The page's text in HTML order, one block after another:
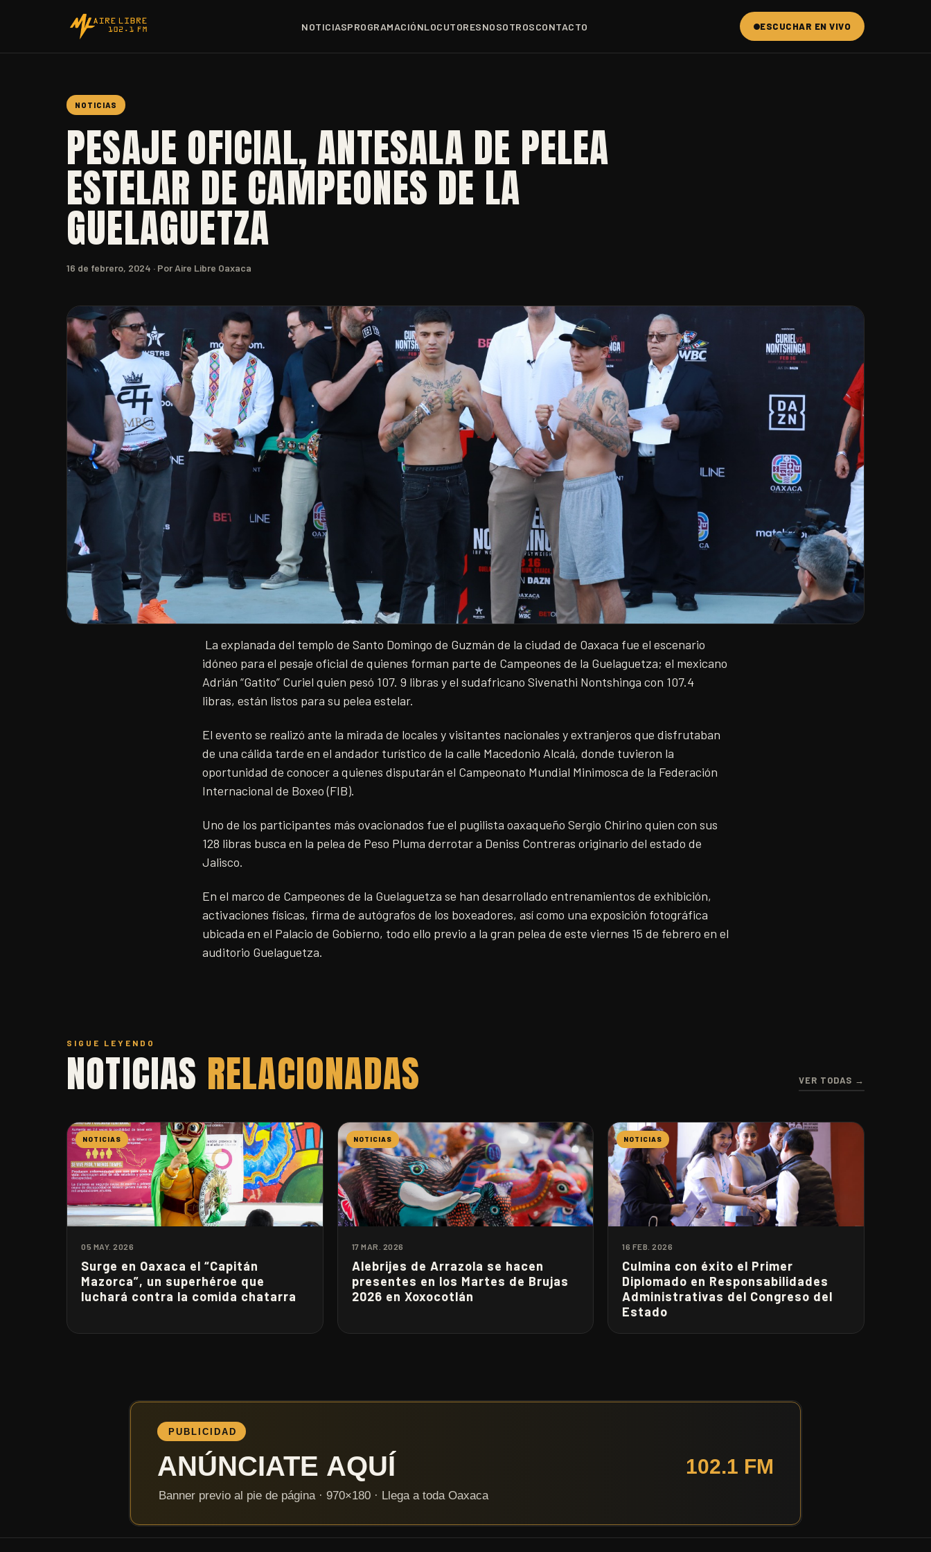
NOTICIASPROGRAMACIÓNLOCUTORESNOSOTROSCONTACTO ESCUCHAR EN VIVO
NOTICIAS
PESAJE OFICIAL, ANTESALA DE PELEA
ESTELAR DE CAMPEONES DE LA
GUELAGUETZA
16 de febrero, 2024 · Por Aire Libre Oaxaca
La explanada del templo de Santo Domingo de Guzmán de la ciudad de Oaxaca fue el escenario
idóneo para el pesaje oficial de quienes forman parte de Campeones de la Guelaguetza; el mexicano
Adrián “Gatito” Curiel quien pesó 107. 9 libras y el sudafricano Sivenathi Nontshinga con 107.4
libras, están listos para su pelea estelar.
El evento se realizó ante la mirada de locales y visitantes nacionales y extranjeros que disfrutaban
de una cálida tarde en el andador turístico de la calle Macedonio Alcalá, donde tuvieron la
oportunidad de conocer a quienes disputarán el Campeonato Mundial Minimosca de la Federación
Internacional de Boxeo (FIB).
Uno de los participantes más ovacionados fue el pugilista oaxaqueño Sergio Chirino quien con sus
128 libras busca en la pelea de Peso Pluma derrotar a Deniss Contreras originario del estado de
Jalisco.
En el marco de Campeones de la Guelaguetza se han desarrollado entrenamientos de exhibición,
activaciones físicas, firma de autógrafos de los boxeadores, así como una exposición fotográfica
ubicada en el Palacio de Gobierno, todo ello previo a la gran pelea de este viernes 15 de febrero en el
auditorio Guelaguetza.
SIGUE LEYENDO
NOTICIAS RELACIONADAS VER TODAS →
NOTICIAS
05 MAY. 2026
Surge en Oaxaca el “Capitán
Mazorca”, un superhéroe que
luchará contra la comida chatarra
NOTICIAS
17 MAR. 2026
Alebrijes de Arrazola se hacen
presentes en los Martes de Brujas
2026 en Xoxocotlán
NOTICIAS
16 FEB. 2026
Culmina con éxito el Primer
Diplomado en Responsabilidades
Administrativas del Congreso del
Estado